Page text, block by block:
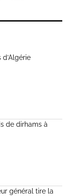
de dirhams à
général tire la